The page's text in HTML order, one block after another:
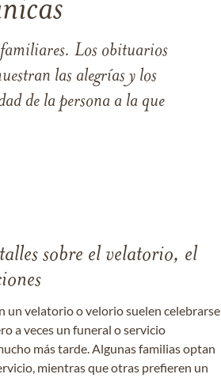
familiares. Los obituarios
las alegrías y los
de la persona a la que
sobre el velatorio, el
un velatorio o velorio suelen celebrarse
a veces un funeral o servicio
más tarde. Algunas familias optan
mientras que otras prefieren un